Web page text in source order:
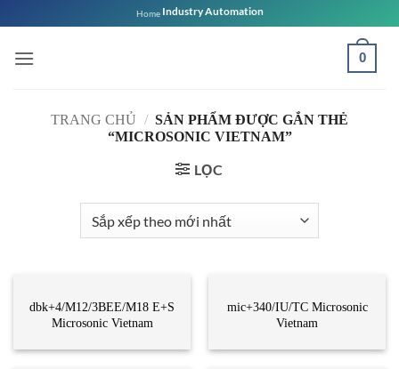
qua
nội
Home Industry Automation
0
TRANG CHỦ / SẢN PHẨM ĐƯỢC GẮN THẺ
“MICROSONIC VIETNAM”
LỌC
dbk+4/M12/3BEE/M18 E+S
Microsonic Vietnam
mic+340/IU/TC Microsonic
Vietnam